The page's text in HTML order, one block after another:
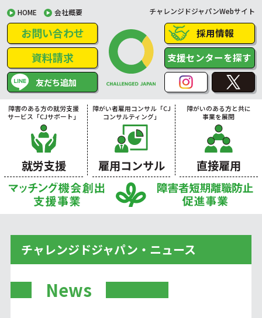
HOME 会社概要 チャレンジドジャパンWebサイト
お問い合わせ
資料請求
友だち追加
採用情報
支援センターを探す
障害のある方の就労支援
サービス「CJサポート」
就労支援
障がい者雇用コンサル「CJ
コンサルティング」
雇用コンサル
障がいのある方と共に
事業を展開
直接雇用
チャレンジドジャパン・ニュース
News